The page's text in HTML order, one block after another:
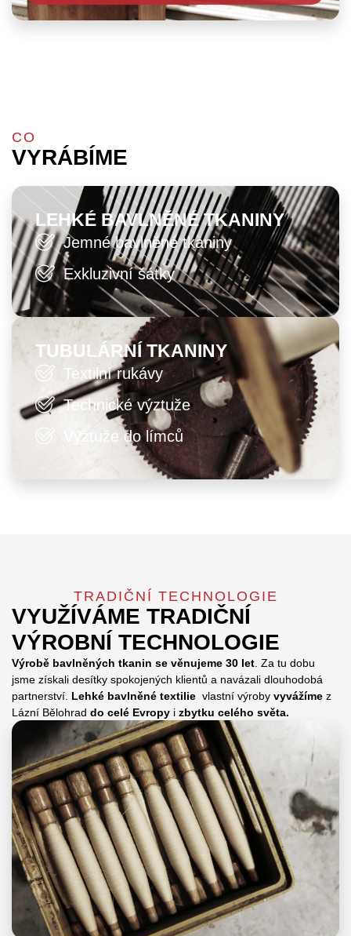
CO
VYRÁBÍME
LEHKÉ BAVLNĚNÉ TKANINY
Jemné bavlněné tkaniny
Exkluzivní šátky
TUBULÁRNÍ TKANINY
Textilní rukávy
Technické výztuže
Výztuže do límců
TRADIČNÍ TECHNOLOGIE
VYUŽÍVÁME TRADIČNÍ
VÝROBNÍ TECHNOLOGIE
Výrobě bavlněných tkanin se věnujeme 30 let . Za tu dobu
jsme získali desítky spokojených klientů a navázali dlouhodobá
partnerství. Lehké bavlněné textilie vlastní výroby vyvážíme z
Lázní Bělohrad do celé Evropy i zbytku celého světa.